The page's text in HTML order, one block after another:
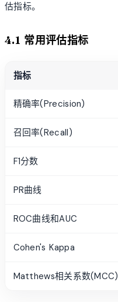
估指标。
4.1 常用评估指标
指标
精确率(Precision)
召回率(Recall)
F1分数
PR曲线
ROC曲线和AUC
Cohen's Kappa
Matthews相关系数(MCC)